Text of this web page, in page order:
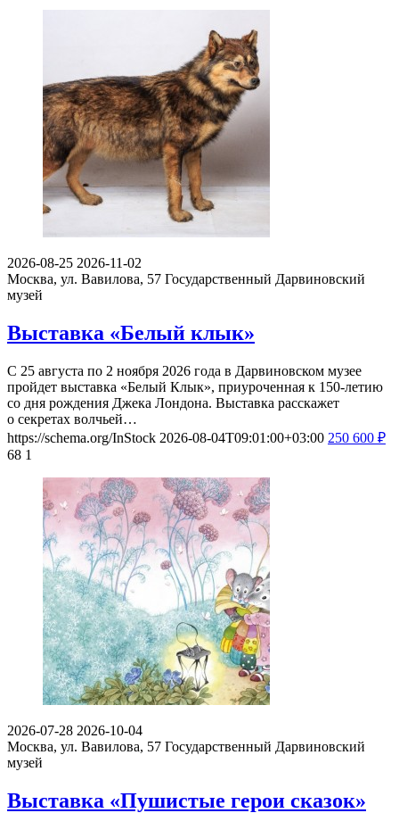
2026-08-25 2026-11-02
Москва, ул. Вавилова, 57 Государственный Дарвиновский
музей
Выставка «Белый клык»
С 25 августа по 2 ноября 2026 года в Дарвиновском музее
пройдет выставка «Белый Клык», приуроченная к 150-летию
со дня рождения Джека Лондона. Выставка расскажет
о секретах волчьей…
https://schema.org/InStock 2026-08-04T09:01:00+03:00 250 600 ₽
68 1
2026-07-28 2026-10-04
Москва, ул. Вавилова, 57 Государственный Дарвиновский
музей
Выставка «Пушистые герои сказок»